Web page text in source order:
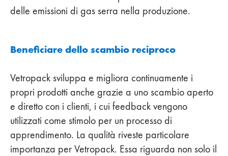
delle emissioni di gas serra nella produzione.
Beneficiare dello scambio reciproco
Vetropack sviluppa e migliora continuamente i
propri prodotti anche grazie a uno scambio aperto
e diretto con i clienti, i cui feedback vengono
utilizzati come stimolo per un processo di
apprendimento. La qualità riveste particolare
importanza per Vetropack. Essa riguarda non solo il